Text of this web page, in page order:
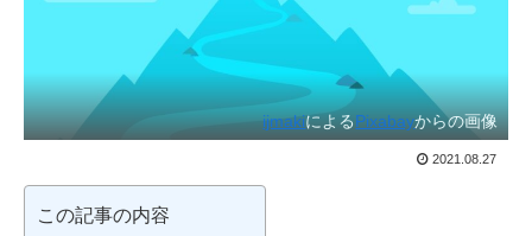
ijmakiによるPixabayからの画像
2021.08.27
この記事の内容